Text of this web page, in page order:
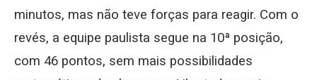
minutos, mas não teve forças para reagir. Com o
revés, a equipe paulista segue na 10ª posição,
com 46 pontos, sem mais possibilidades